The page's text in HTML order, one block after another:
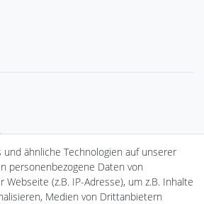
und ähnliche Technologien auf unserer
personenbezogene Daten von
(z.B. IP-Adresse), um z.B. Inhalte
Medien von Drittanbietern